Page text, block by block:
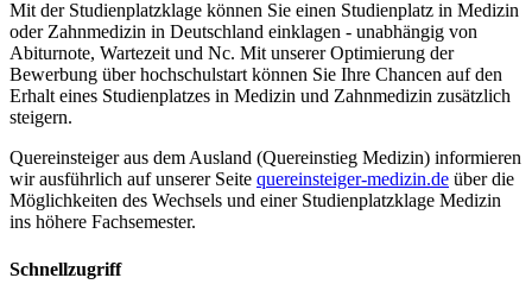
Mit der Studienplatzklage können Sie einen Studienplatz in Medizin
oder Zahnmedizin in Deutschland einklagen - unabhängig von
Abiturnote, Wartezeit und Nc. Mit unserer Optimierung der
Bewerbung über hochschulstart können Sie Ihre Chancen auf den
Erhalt eines Studienplatzes in Medizin und Zahnmedizin zusätzlich
steigern.
Quereinsteiger aus dem Ausland (Quereinstieg Medizin) informieren
wir ausführlich auf unserer Seite quereinsteiger-medizin.de über die
Möglichkeiten des Wechsels und einer Studienplatzklage Medizin
ins höhere Fachsemester.
Schnellzugriff